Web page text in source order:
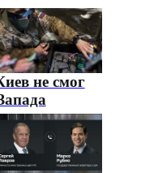
не смог